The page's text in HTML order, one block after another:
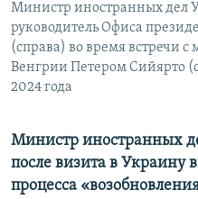
УКРАИНСКАЯ ПРОБЛЕМА
Все сайты RFE/RL
Министр иностранных дел
руководитель Офиса
(справа) во время встречи
Венгрии Петером Сийярто
2024 года
Министр иностранных
после визита в Украину
процесса